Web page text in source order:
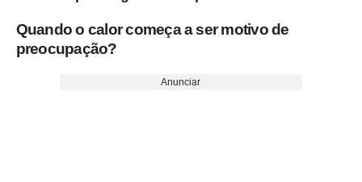
Quando o calor começa a ser motivo de
preocupação?
Anunciar